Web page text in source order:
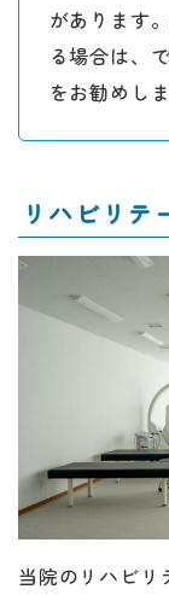
があります
る場合は、
をお勧めしま
リハビリテ
当院のリハビリ